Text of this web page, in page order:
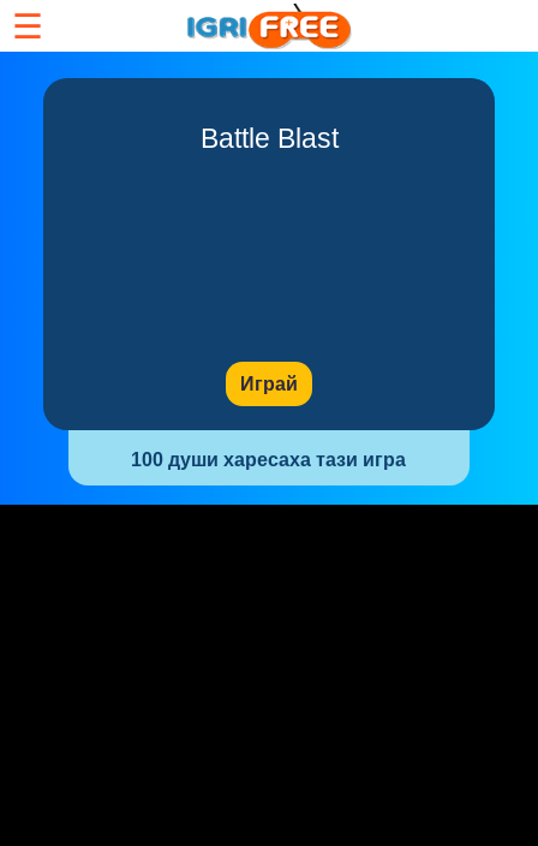
☰
Battle Blast
Играй
100 души харесаха тази игра